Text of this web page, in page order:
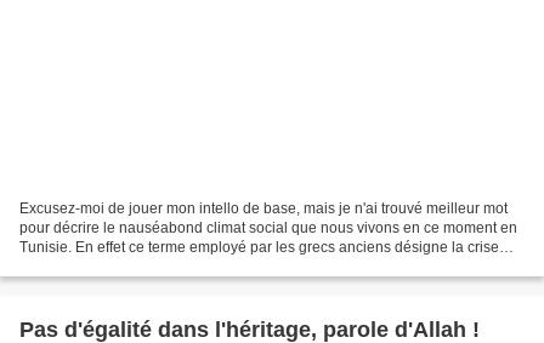
Excusez-moi de jouer mon intello de base, mais je n'ai trouvé meilleur mot
pour décrire le nauséabond climat social que nous vivons en ce moment en
Tunisie. En effet ce terme employé par les grecs anciens désigne la crise
Pas d'égalité dans l'héritage, parole d'Allah !